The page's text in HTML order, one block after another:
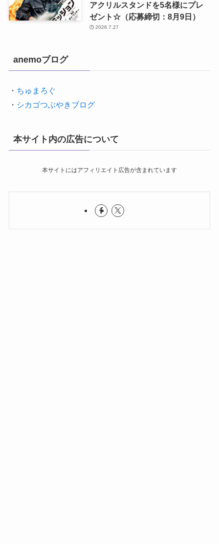
アクリルスタンドを5名様にプレ
ゼント☆（応募締切：8月9日）
2026.7.27
anemoブログ
・ ちゅまろぐ
・ シカゴつぶやきブログ
本サイト内の広告について
本サイトにはアフィリエイト広告が含まれています